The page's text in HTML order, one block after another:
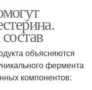
объясняются
фермента
компонентов: